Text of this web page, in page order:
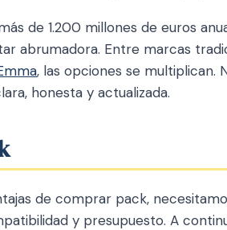
de 1.200 millones de euros
abrumadora. Entre marcas
, las opciones se multiplican.
honesta y actualizada.
de comprar pack,
y presupuesto. A